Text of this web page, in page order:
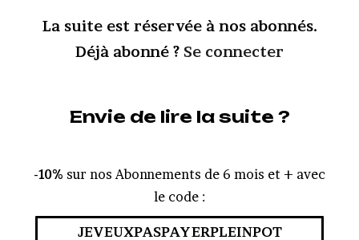
La suite est réservée à nos abonnés.
Déjà abonné ? Se connecter
Envie de lire la suite ?
-10% sur nos Abonnements de 6 mois et + avec
le code :
JEVEUXPASPAYERPLEINPOT